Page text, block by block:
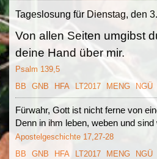
Tageslosung für Dienstag, den
Von allen Seiten umgibst
deine Hand über mir.
Psalm 139,5
BB
GNB HFA LT2017 MENG NGÜ
Fürwahr, Gott ist nicht ferne von
Denn in ihm leben, weben und sind
Apostelgeschichte 17,27-28
BB
GNB HFA LT2017 MENG NGÜ